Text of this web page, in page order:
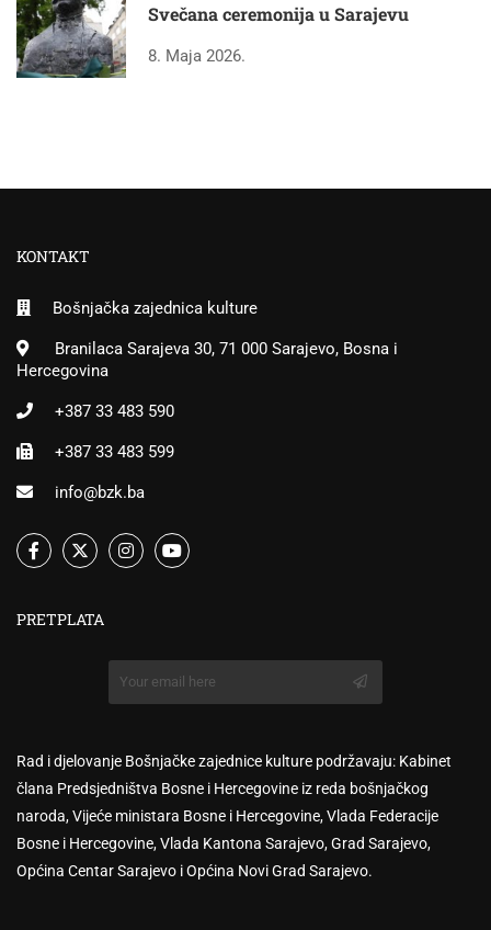
Svečana ceremonija u Sarajevu
8. Maja 2026.
KONTAKT
Bošnjačka zajednica kulture
Branilaca Sarajeva 30, 71 000 Sarajevo, Bosna i
Hercegovina
+387 33 483 590
+387 33 483 599
info@bzk.ba
PRETPLATA
Rad i djelovanje Bošnjačke zajednice kulture podržavaju: Kabinet
člana Predsjedništva Bosne i Hercegovine iz reda bošnjačkog
naroda, Vijeće ministara Bosne i Hercegovine, Vlada Federacije
Bosne i Hercegovine, Vlada Kantona Sarajevo, Grad Sarajevo,
Općina Centar Sarajevo i Općina Novi Grad Sarajevo.